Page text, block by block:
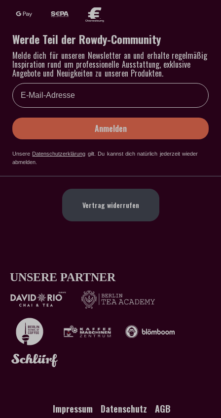
Werde Teil der Rowdy-Community
Melde dich für unseren Newsletter an und erhalte regelmäßig
Inspiration rund um professionelle Ausstattung, exklusive
Angebote und Neuigkeiten zu unseren Produkten.
Email
Anmelden
Unsere Datenschutzerklärung gilt. Du kannst dich natürlich jederzeit wieder
abmelden.
Vertrag widerrufen
UNSERE PARTNER
Impressum Datenschutz
AGB